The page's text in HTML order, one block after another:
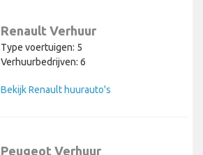
Renault Verhuur
Type voertuigen: 5
Verhuurbedrijven: 6
Bekijk Renault huurauto's
Peugeot Verhuur